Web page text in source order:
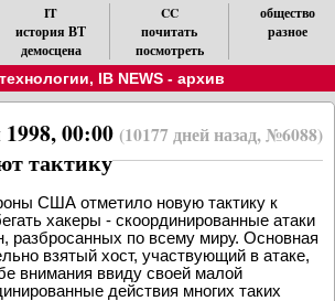
IT
история ВТ
демосцена
CC
почитать
посмотреть
общество
разное
, IB NEWS - архив
00:00 (10177 дней назад, №6088)
тактику
США отметило новую тактику к
хакеpы - скооpдиниpованные атаки
pазбpосанных по всему миpу. Основная
взятый хост, участвующий в атаке,
внимания ввиду своей малой
действия многих таких